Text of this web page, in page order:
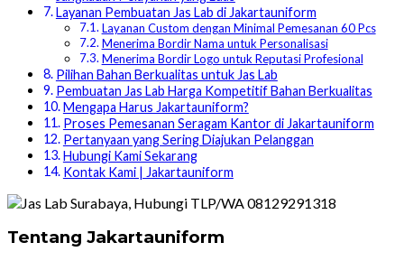
Layanan Pembuatan Jas Lab di Jakartauniform
Layanan Custom dengan Minimal Pemesanan 60 Pcs
Menerima Bordir Nama untuk Personalisasi
Menerima Bordir Logo untuk Reputasi Profesional
Pilihan Bahan Berkualitas untuk Jas Lab
Pembuatan Jas Lab Harga Kompetitif Bahan Berkualitas
Mengapa Harus Jakartauniform?
Proses Pemesanan Seragam Kantor di Jakartauniform
Pertanyaan yang Sering Diajukan Pelanggan
Hubungi Kami Sekarang
Kontak Kami | Jakartauniform
Tentang Jakartauniform